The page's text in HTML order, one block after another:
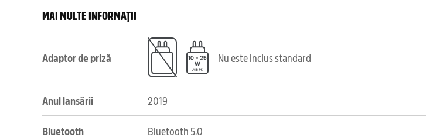
MAI MULTE INFORMAȚII
Adaptor de priză Nu este inclus standard
Anul lansării 2019
Bluetooth Bluetooth 5.0